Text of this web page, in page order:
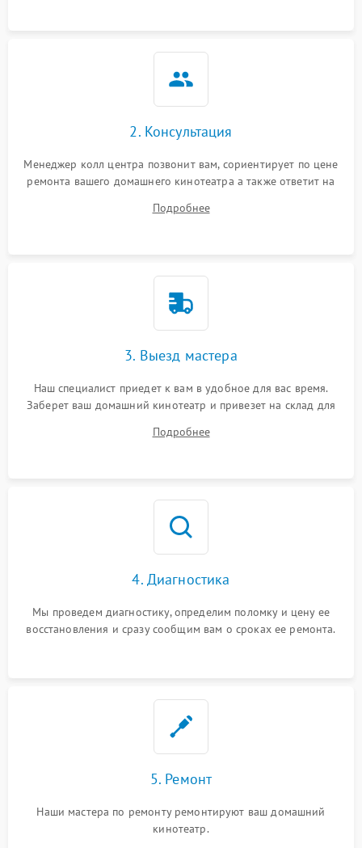
2. Консультация
Менеджер колл центра позвонит вам, сориентирует по цене
ремонта вашего домашнего кинотеатра а также ответит на
Подробнее
3. Выезд мастера
Наш специалист приедет к вам в удобное для вас время.
Заберет ваш домашний кинотеатр и привезет на склад для
Подробнее
4. Диагностика
Мы проведем диагностику, определим поломку и цену ее
восстановления и сразу сообщим вам о сроках ее ремонта.
5. Ремонт
Наши мастера по ремонту ремонтируют ваш домашний
кинотеатр.